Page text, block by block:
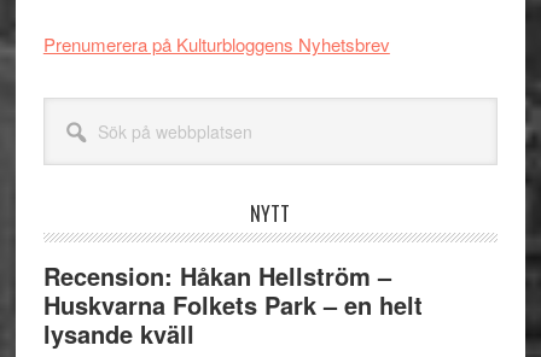
Prenumerera på Kulturbloggens Nyhetsbrev
webbplatsen
NYTT
Recension: Håkan Hellström –
Huskvarna Folkets Park – en helt
lysande kväll